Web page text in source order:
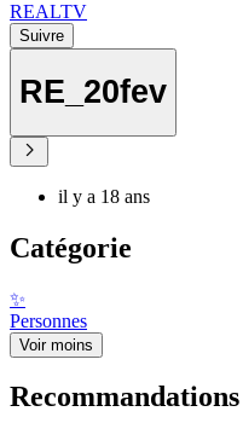
REALTV
Suivre
RE_20fev
il y a 18 ans
Catégorie
✨
Personnes
Voir moins
Recommandations